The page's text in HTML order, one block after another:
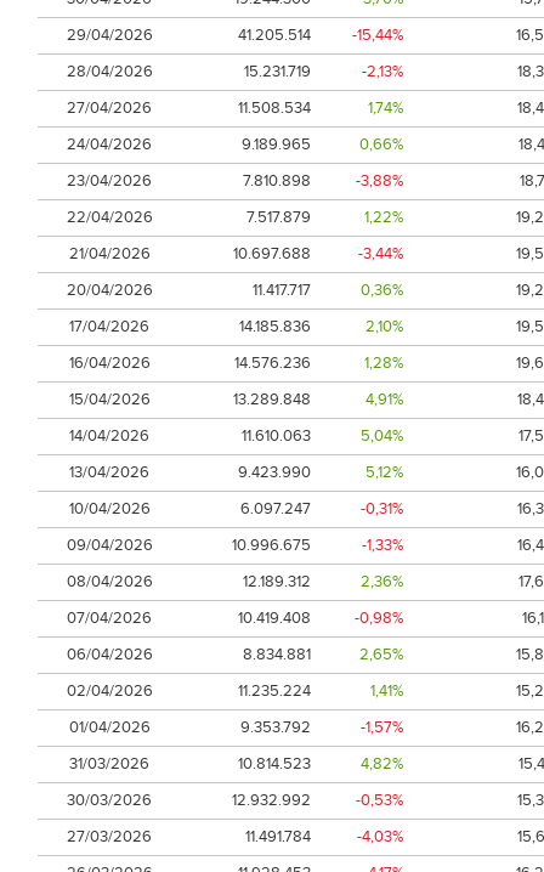
29/04/2026
41.205.514 -15,44%
28/04/2026
15.231.719 -2,13%
27/04/2026
11.508.534 1,74%
24/04/2026
9.189.965 0,66%
23/04/2026
7.810.898 -3,88%
22/04/2026
7.517.879 1,22%
21/04/2026
10.697.688 -3,44%
20/04/2026
11.417.717 0,36%
17/04/2026
14.185.836 2,10%
16/04/2026
14.576.236 1,28%
15/04/2026
13.289.848 4,91%
14/04/2026
11.610.063 5,04%
13/04/2026
9.423.990 5,12%
10/04/2026
6.097.247 -0,31%
09/04/2026
10.996.675 -1,33%
08/04/2026
12.189.312 2,36%
07/04/2026
10.419.408 -0,98%
06/04/2026
8.834.881 2,65%
02/04/2026
11.235.224 1,41%
01/04/2026
9.353.792 -1,57%
31/03/2026
10.814.523 4,82%
30/03/2026
12.932.992 -0,53%
27/03/2026
11.491.784 -4,03%